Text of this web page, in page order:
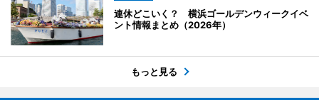
連休どこいく？ 横浜ゴールデンウィークイベ
ント情報まとめ（2026年）
もっと見る